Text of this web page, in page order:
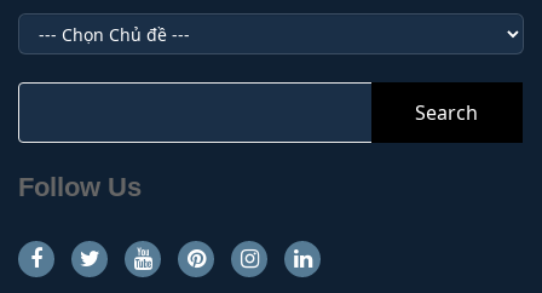
Danh
Mục
Search
Follow Us